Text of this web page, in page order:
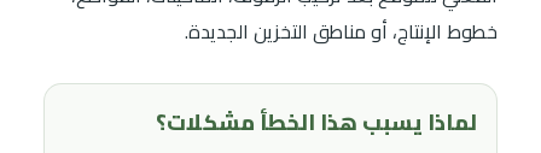
خطوط الإنتاج، أو مناطق التخزين الجديدة.
لماذا يسبب هذا الخطأ مشكلات؟